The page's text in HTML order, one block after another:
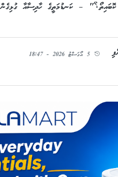
– ކަނޑުމަތީގެ ހާދިސާއާ ގުޅިގެން
5 އޯގަސްޓު 2026 - 18:47